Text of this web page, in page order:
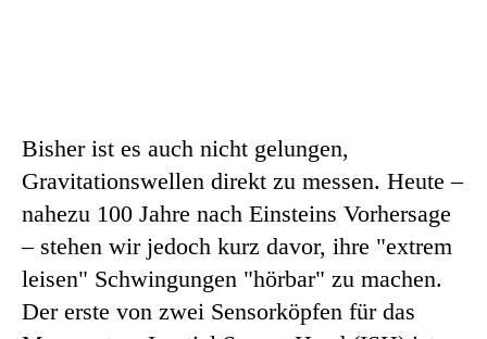
Bisher ist es auch nicht gelungen,
Gravitationswellen direkt zu messen. Heute –
nahezu 100 Jahre nach Einsteins Vorhersage
– stehen wir jedoch kurz davor, ihre "extrem
leisen" Schwingungen "hörbar" zu machen.
Der erste von zwei Sensorköpfen für das